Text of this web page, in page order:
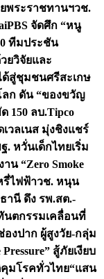
พระราชทานฯวช.
จัดศึก “หนู
ทีมประชัน
ยวิจัยและ
สู่ชุมชนศรีสะเกษ
ลก ดัน “ของขวัญ
150 ลบ.Tipco
วลเนส มุ่งชิงแชร์
หวั่นเด็กไทยเริ่ม
น “Zero Smoke
รี่ไฟฟ้าวช. หนุน
านี ดึง รพ.สต.-
นตกรรมเคลื่อนที่
องปาก ผู้สูงวัย-กลุ่ม
สู้ภัยเงียบ
คุมโรคทั่วไทย“แสน